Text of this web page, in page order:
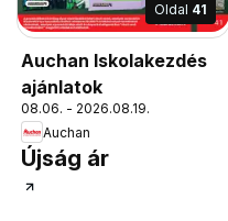
Oldal 41
Auchan Iskolakezdés
ajánlatok
08.06. - 2026.08.19.
Auchan
Újság ár